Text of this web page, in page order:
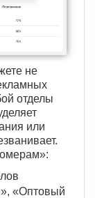
не
отделы
или
«Оптовый